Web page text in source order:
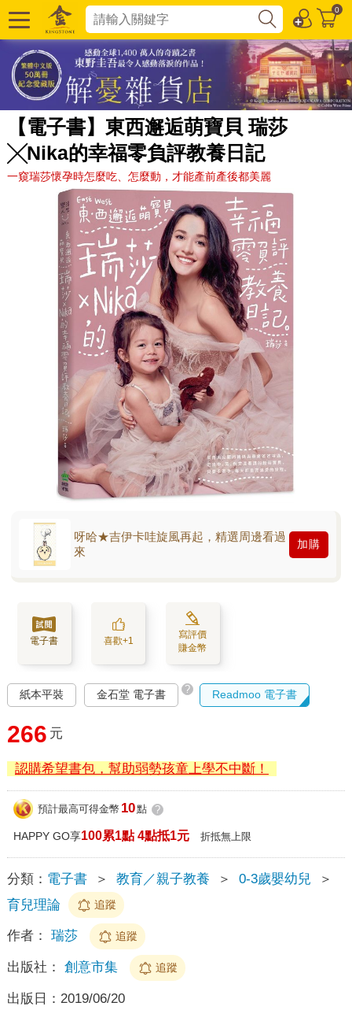
0
【電子書】東西邂逅萌寶貝 瑞莎
╳Nika的幸福零負評教養日記
一窺瑞莎懷孕時怎麼吃、怎麼動，才能產前產後都美麗
呀哈★吉伊卡哇旋風再起，精選周邊看過
來
加購
電子書 喜歡+1
寫評價
賺金幣
紙本平裝 金石堂 電子書 ? Readmoo 電子書
266 元
認購希望書包，幫助弱勢孩童上學不中斷！
預計最高可得金幣 10點 ?
HAPPY GO享100累1點 4點抵1元 折抵無上限
分類： 電子書 ＞ 教育／親子教養 ＞ 0-3歲嬰幼兒
＞
育兒理論
追蹤
作者： 瑞莎 追蹤
出版社： 創意市集 追蹤
出版日： 2019/06/20